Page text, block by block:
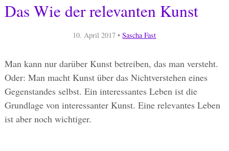
Das Wie der relevanten Kunst
10. April 2017 •Sascha Fast
Man kann nur darüber Kunst betreiben, das man versteht.
Oder: Man macht Kunst über das Nichtverstehen eines
Gegenstandes selbst. Ein interessantes Leben ist die
Grundlage von interessanter Kunst. Eine relevantes Leben
ist aber noch wichtiger.